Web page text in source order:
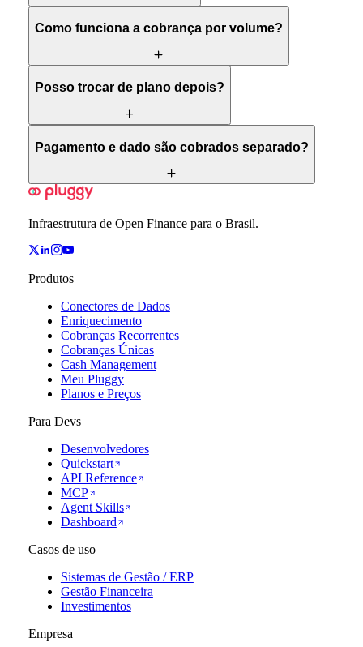
Como funciona a cobrança por volume?
Posso trocar de plano depois?
Pagamento e dado são cobrados separado?
Infraestrutura de Open Finance para o Brasil.
Produtos
Conectores de Dados
Enriquecimento
Cobranças Recorrentes
Cobranças Únicas
Cash Management
Meu Pluggy
Planos e Preços
Para Devs
Desenvolvedores
Quickstart
API Reference
MCP
Agent Skills
Dashboard
Casos de uso
Sistemas de Gestão / ERP
Gestão Financeira
Investimentos
Empresa